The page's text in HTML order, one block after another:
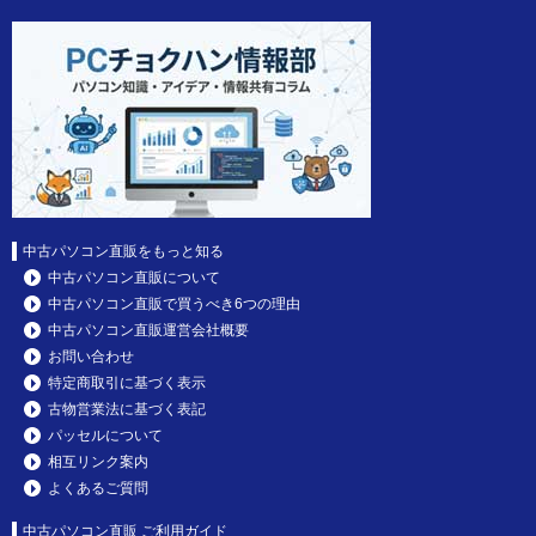
中古パソコン直販をもっと知る
中古パソコン直販について
中古パソコン直販で買うべき6つの理由
中古パソコン直販運営会社概要
お問い合わせ
特定商取引に基づく表示
古物営業法に基づく表記
パッセルについて
相互リンク案内
よくあるご質問
中古パソコン直販 ご利用ガイド